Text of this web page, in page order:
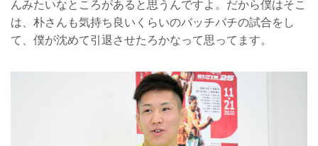
んみたいなところがあると思うんですよ。だから僕はそこ
は、朴さんも気持ち良いくらいのバッチバチの試合をし
て、僕が沈めて引退させたろかなって思ってます。